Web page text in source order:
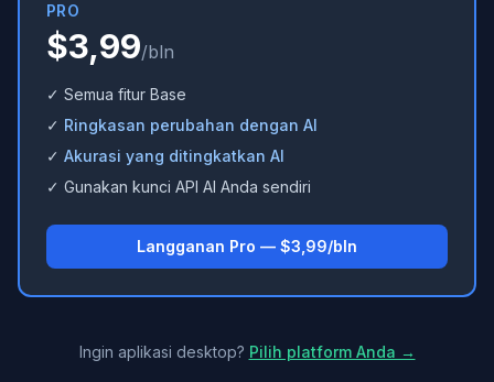
PRO
$3,99/bln
✓ Semua fitur Base
✓ Ringkasan perubahan dengan AI
✓ Akurasi yang ditingkatkan AI
✓ Gunakan kunci API AI Anda sendiri
Langganan Pro — $3,99/bln
Ingin aplikasi desktop? Pilih platform Anda →